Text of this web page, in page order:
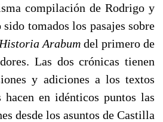
compilación de Ro­drigo y
tomados los pasajes sobre
Histo­ria Arabum del primero de
Las dos crónicas tienen
y adiciones a los textos
en idénticos puntos las
desde los asuntos de Castilla